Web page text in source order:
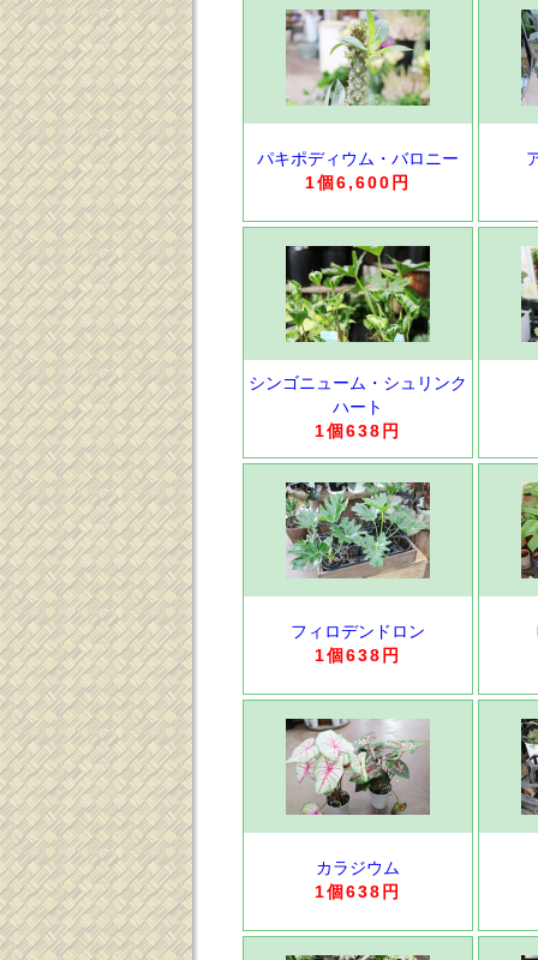
パキポディウム・バロニー
1個6,600円
シンゴニューム・シュリンク
ハート
1個638円
フィロデンドロン
1個638円
カラジウム
1個638円